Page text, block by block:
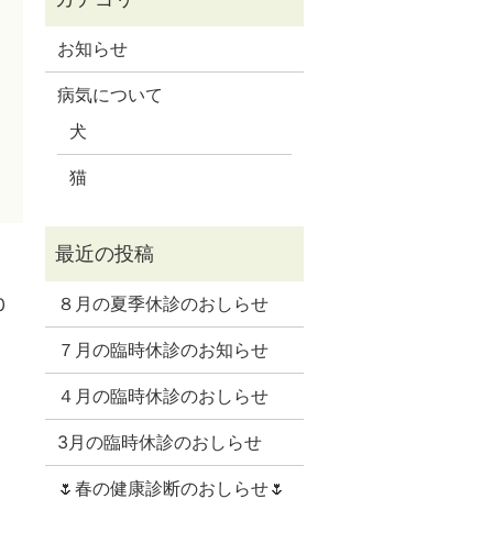
お知らせ
病気について
犬
猫
８月の夏季休診のおしらせ
７月の臨時休診のお知らせ
４月の臨時休診のおしらせ
3月の臨時休診のおしらせ
🌷春の健康診断のおしらせ🌷